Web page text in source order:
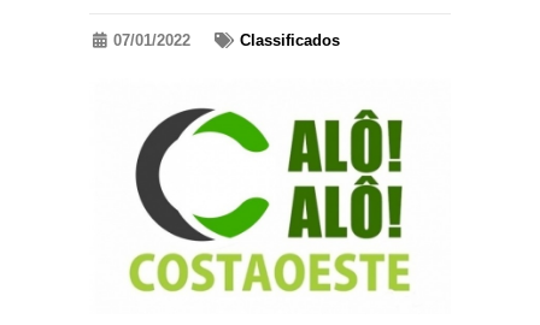
07/01/2022 Classificados